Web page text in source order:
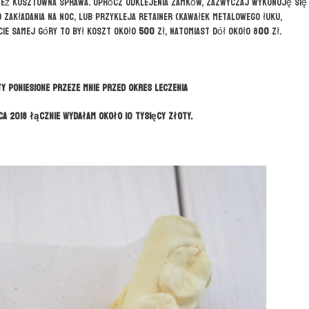
na noc, lub przykleja retainer (kawałek metalowego łuku,
samej góry to był koszt około 500 zł, natomiast dół około 800 zł.
poniesione przeze mnie przed okres leczenia
2018 łącznie wydałam około 10 tysięcy złoty.